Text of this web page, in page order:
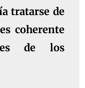
tratarse de
coherente
de los